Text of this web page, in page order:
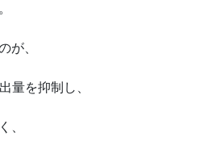
が、
量を抑制し、
、